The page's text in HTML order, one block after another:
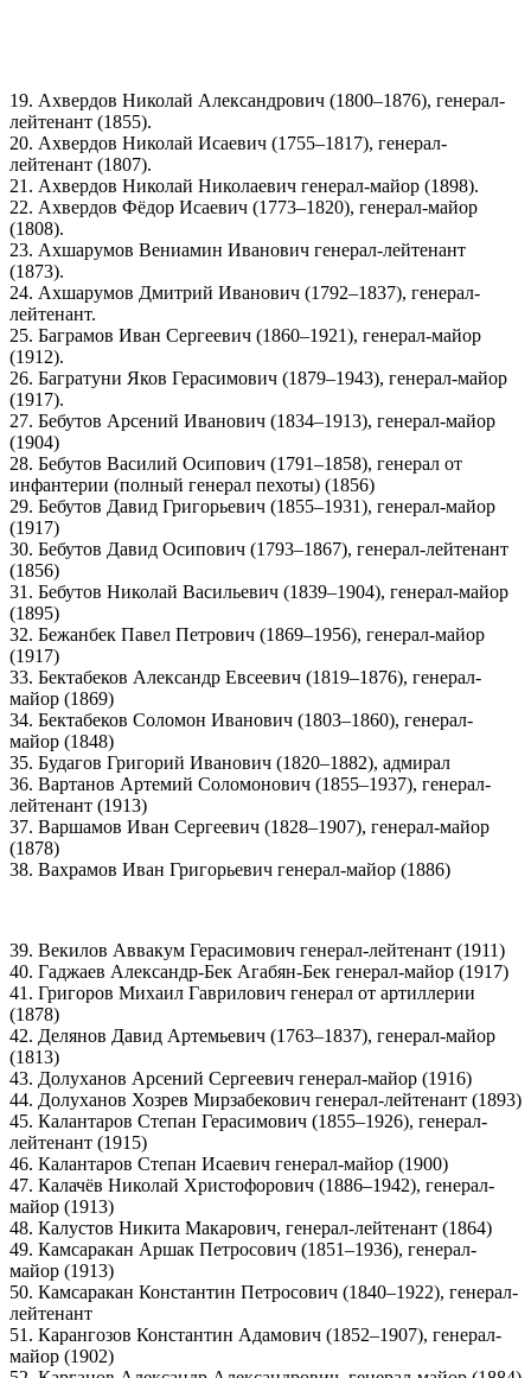
19. Ахвердов Николай Александрович (1800–1876), генерал-
лейтенант (1855).
20. Ахвердов Николай Исаевич (1755–1817), генерал-
лейтенант (1807).
21. Ахвердов Николай Николаевич генерал-майор (1898).
22. Ахвердов Фёдор Исаевич (1773–1820), генерал-майор
(1808).
23. Ахшарумов Вениамин Иванович генерал-лейтенант
(1873).
24. Ахшарумов Дмитрий Иванович (1792–1837), генерал-
лейтенант.
25. Баграмов Иван Сергеевич (1860–1921), генерал-майор
(1912).
26. Багратуни Яков Герасимович (1879–1943), генерал-майор
(1917).
27. Бебутов Арсений Иванович (1834–1913), генерал-майор
(1904)
28. Бебутов Василий Осипович (1791–1858), генерал от
инфантерии (полный генерал пехоты) (1856)
29. Бебутов Давид Григорьевич (1855–1931), генерал-майор
(1917)
30. Бебутов Давид Осипович (1793–1867), генерал-лейтенант
(1856)
31. Бебутов Николай Васильевич (1839–1904), генерал-майор
(1895)
32. Бежанбек Павел Петрович (1869–1956), генерал-майор
(1917)
33. Бектабеков Александр Евсеевич (1819–1876), генерал-
майор (1869)
34. Бектабеков Соломон Иванович (1803–1860), генерал-
майор (1848)
35. Будагов Григорий Иванович (1820–1882), адмирал
36. Вартанов Артемий Соломонович (1855–1937), генерал-
лейтенант (1913)
37. Варшамов Иван Сергеевич (1828–1907), генерал-майор
(1878)
38. Вахрамов Иван Григорьевич генерал-майор (1886)
39. Векилов Аввакум Герасимович генерал-лейтенант (1911)
40. Гаджаев Александр-Бек Агабян-Бек генерал-майор (1917)
41. Григоров Михаил Гаврилович генерал от артиллерии
(1878)
42. Делянов Давид Артемьевич (1763–1837), генерал-майор
(1813)
43. Долуханов Арсений Сергеевич генерал-майор (1916)
44. Долуханов Хозрев Мирзабекович генерал-лейтенант (1893)
45. Калантаров Степан Герасимович (1855–1926), генерал-
лейтенант (1915)
46. Калантаров Степан Исаевич генерал-майор (1900)
47. Калачёв Николай Христофорович (1886–1942), генерал-
майор (1913)
48. Калустов Никита Макарович, генерал-лейтенант (1864)
49. Камсаракан Аршак Петросович (1851–1936), генерал-
майор (1913)
50. Камсаракан Константин Петросович (1840–1922), генерал-
лейтенант
51. Карангозов Константин Адамович (1852–1907), генерал-
майор (1902)